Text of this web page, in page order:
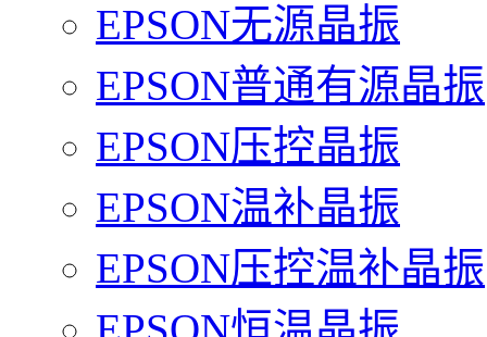
EPSON无源晶振
EPSON普通有源晶振
EPSON压控晶振
EPSON温补晶振
EPSON压控温补晶振